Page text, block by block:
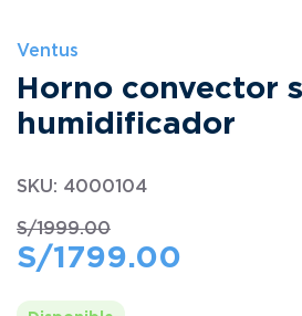
Ventus
Horno convector
humidificador
SKU: 4000104
S/1999.00
S/1799.00